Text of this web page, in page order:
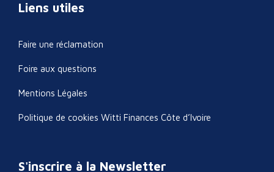
Liens utiles
Faire une réclamation
Foire aux questions
Mentions Légales
Politique de cookies Witti Finances Côte d’Ivoire
S'inscrire à la Newsletter